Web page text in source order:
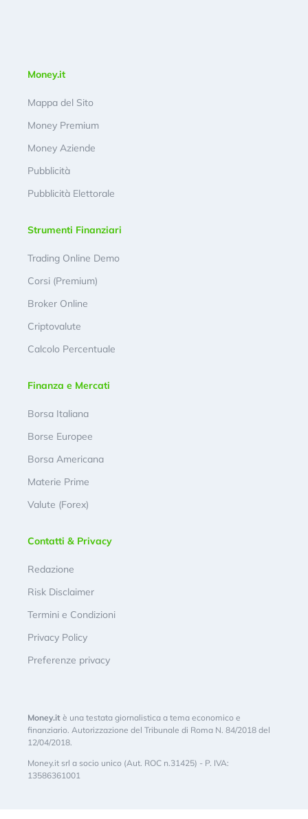
Money.it
Mappa del Sito
Money Premium
Money Aziende
Pubblicità
Pubblicità Elettorale
Strumenti Finanziari
Trading Online Demo
Corsi (Premium)
Broker Online
Criptovalute
Calcolo Percentuale
Finanza e Mercati
Borsa Italiana
Borse Europee
Borsa Americana
Materie Prime
Valute (Forex)
Contatti & Privacy
Redazione
Risk Disclaimer
Termini e Condizioni
Privacy Policy
Preferenze privacy
Money.it è una testata giornalistica a tema economico e
finanziario. Autorizzazione del Tribunale di Roma N. 84/2018 del
12/04/2018.
Money.it srl a socio unico (Aut. ROC n.31425) - P. IVA:
13586361001